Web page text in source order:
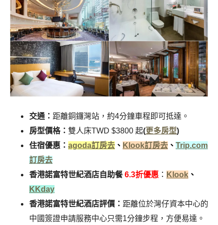
交通： 距離銅鑼灣站，約4分鐘車程即可抵達。
房型價格： 雙人床TWD $3800 起(更多房型)
住宿優惠： agoda訂房去 、 Klook訂房去 、 Trip.com
訂房去
香港諾富特世紀酒店自助餐6.3折優惠 ： Klook 、
KKday
香港諾富特世紀酒店評價： 距離位於灣仔資本中心的
中國簽證申請服務中心只需1分鐘步程，方便易達。